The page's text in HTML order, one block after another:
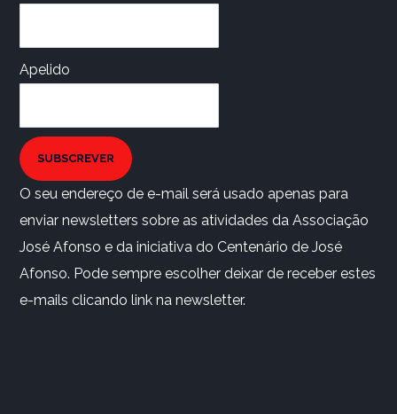
Apelido
SUBSCREVER
O seu endereço de e-mail será usado apenas para
enviar newsletters sobre as atividades da Associação
José Afonso e da iniciativa do Centenário de José
Afonso. Pode sempre escolher deixar de receber estes
e-mails clicando link na newsletter.